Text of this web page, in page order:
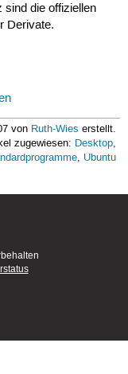
sind die offiziellen
Derivate.
von Ruth-Wies erstellt.
zugewiesen: Desktop,
, Ubuntu